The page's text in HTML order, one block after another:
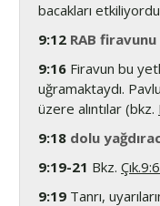
bacakları
9:12 RAB
9:16 Firavun bu
uğramaktaydı.
üzere alıntılar (bkz.
9:18 dolu
9:19-21 Bkz. Çık.9:6
9:19 Tanrı,